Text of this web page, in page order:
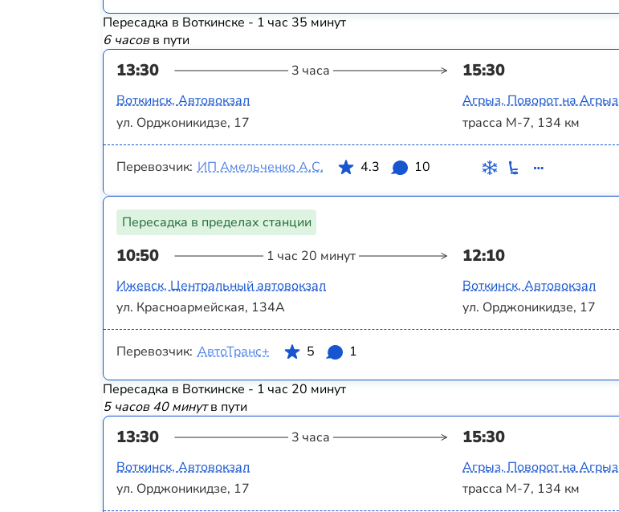
Пересадка в Воткинске - 1 час 35 минут
6 часовв пути
13:30 3 часа 15:30
Воткинск, Автовокзал
ул. Орджоникидзе, 17
Агрыз, Поворот на Агрыз
трасса М-7, 134 км
Перевозчик: ИП Амельченко А.С. 4.3 10
Пересадка в пределах станции
10:50 1 час 20 минут 12:10
Ижевск, Центральный автовокзал
ул. Красноармейская, 134А
Воткинск, Автовокзал
ул. Орджоникидзе, 17
Перевозчик: АвтоТранс+ 5 1
Пересадка в Воткинске - 1 час 20 минут
5 часов 40 минутв пути
13:30 3 часа 15:30
Воткинск, Автовокзал
ул. Орджоникидзе, 17
Агрыз, Поворот на Агрыз
трасса М-7, 134 км